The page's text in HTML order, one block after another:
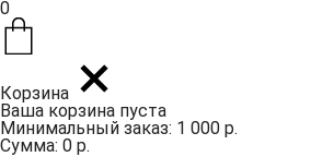
0
Корзина
Ваша корзина пуста
Минимальный заказ: 1 000 р.
Сумма: 0 р.